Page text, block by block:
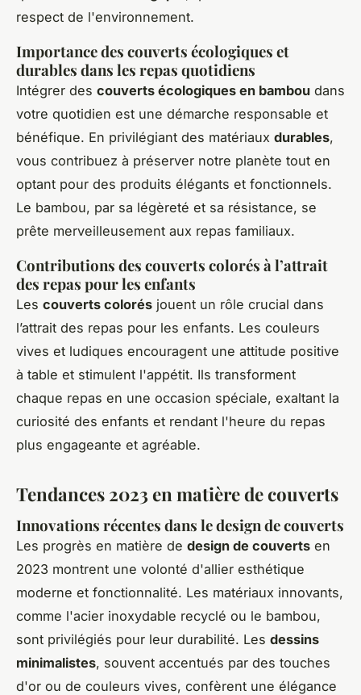
respect de l'environnement.
Importance des couverts écologiques et
durables dans les repas quotidiens
Intégrer des couverts écologiques en bambou dans
votre quotidien est une démarche responsable et
bénéfique. En privilégiant des matériaux durables,
vous contribuez à préserver notre planète tout en
optant pour des produits élégants et fonctionnels.
Le bambou, par sa légèreté et sa résistance, se
prête merveilleusement aux repas familiaux.
Contributions des couverts colorés à l’attrait
des repas pour les enfants
Les couverts colorés jouent un rôle crucial dans
l’attrait des repas pour les enfants. Les couleurs
vives et ludiques encouragent une attitude positive
à table et stimulent l'appétit. Ils transforment
chaque repas en une occasion spéciale, exaltant la
curiosité des enfants et rendant l'heure du repas
plus engageante et agréable.
Tendances 2023 en matière de couverts
Innovations récentes dans le design de couverts
Les progrès en matière de design de couverts en
2023 montrent une volonté d'allier esthétique
moderne et fonctionnalité. Les matériaux innovants,
comme l'acier inoxydable recyclé ou le bambou,
sont privilégiés pour leur durabilité. Les dessins
minimalistes, souvent accentués par des touches
d'or ou de couleurs vives, confèrent une élégance